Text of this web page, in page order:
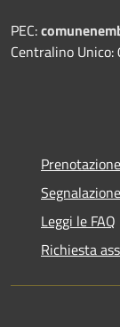
PEC:
Centralino
Leggi le FAQ
Richiesta